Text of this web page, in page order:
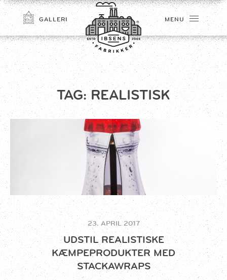
TILMELD
GALLERI MENU
TAG:REALISTISK
23. APRIL 2017
UDSTIL REALISTISKE
KÆMPEPRODUKTER MED
STACKAWRAPS